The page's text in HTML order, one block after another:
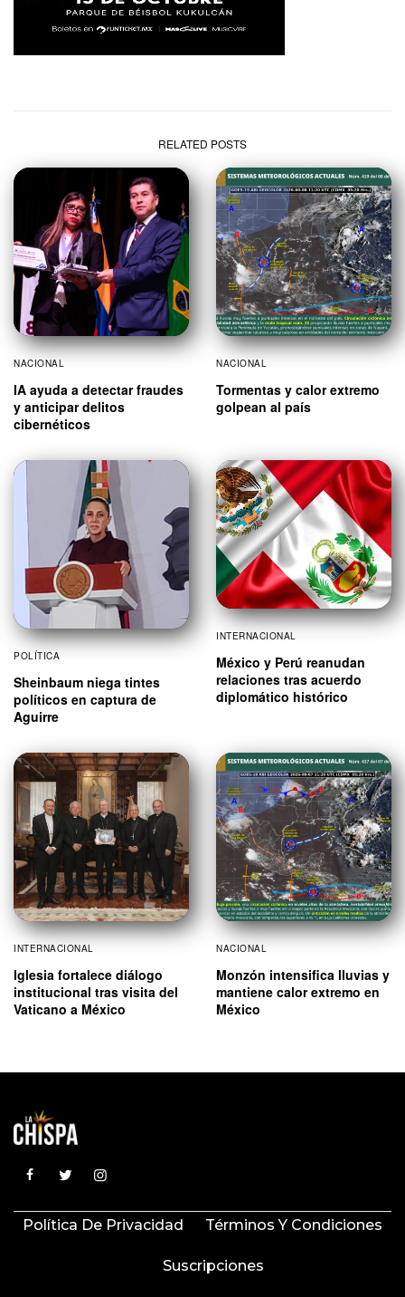
RELATED POSTS
NACIONAL
IA ayuda a detectar fraudes
y anticipar delitos
cibernéticos
NACIONAL
Tormentas y calor extremo
golpean al país
POLÍTICA
Sheinbaum niega tintes
políticos en captura de
Aguirre
INTERNACIONAL
México y Perú reanudan
relaciones tras acuerdo
diplomático histórico
INTERNACIONAL
Iglesia fortalece diálogo
institucional tras visita del
Vaticano a México
NACIONAL
Monzón intensifica lluvias y
mantiene calor extremo en
México
Política De Privacidad Términos Y Condiciones
Suscripciones